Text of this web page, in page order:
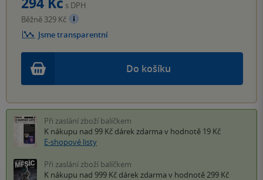
Do košíku
s DPH
Běžně 329 Kč
Jsme transparentní
Při zaslání zboží balíčkem
K nákupu nad 99 Kč dárek zdarma v hodnotě 19 Kč
E-shopové listy
Při zaslání zboží balíčkem
K nákupu nad 999 Kč dárek zdarma v hodnotě 299 Kč